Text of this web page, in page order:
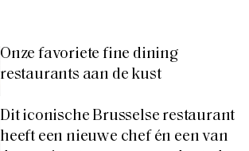
Onze favoriete fine dining
restaurants aan de kust
Dit iconische Brusselse restaurant
heeft een nieuwe chef én een van